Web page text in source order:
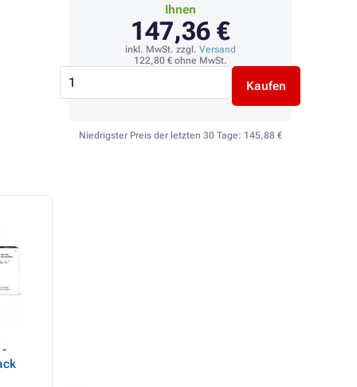
Ihnen
147,36 €
inkl. MwSt. zzgl. Versand
122,80 €ohne MwSt.
Kaufen
Niedrigster Preis der letzten 30 Tage: 145,88 €
-